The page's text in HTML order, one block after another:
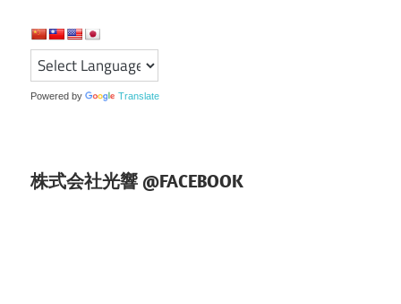
ー
シ
Powered by Translate
株式会社光響 @FACEBOOK